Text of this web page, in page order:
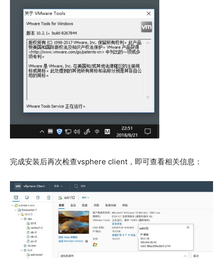
完成安装后再次检查vsphere client，即可查看相关信息：